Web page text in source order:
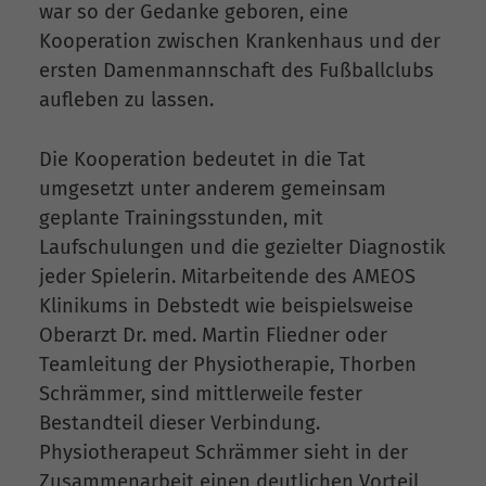
war so der Gedanke geboren, eine
Kooperation zwischen Krankenhaus und der
ersten Damenmannschaft des Fußballclubs
aufleben zu lassen.
Die Kooperation bedeutet in die Tat
umgesetzt unter anderem gemeinsam
geplante Trainingsstunden, mit
Laufschulungen und die gezielter Diagnostik
jeder Spielerin. Mitarbeitende des AMEOS
Klinikums in Debstedt wie beispielsweise
Oberarzt Dr. med. Martin Fliedner oder
Teamleitung der Physiotherapie, Thorben
Schrämmer, sind mittlerweile fester
Bestandteil dieser Verbindung.
Physiotherapeut Schrämmer sieht in der